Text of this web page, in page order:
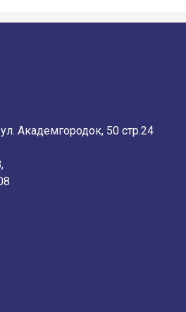
Академгородок, 50 стр.24